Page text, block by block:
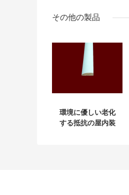
その他の製品
環境に優しい老化
する抵抗の屋内装